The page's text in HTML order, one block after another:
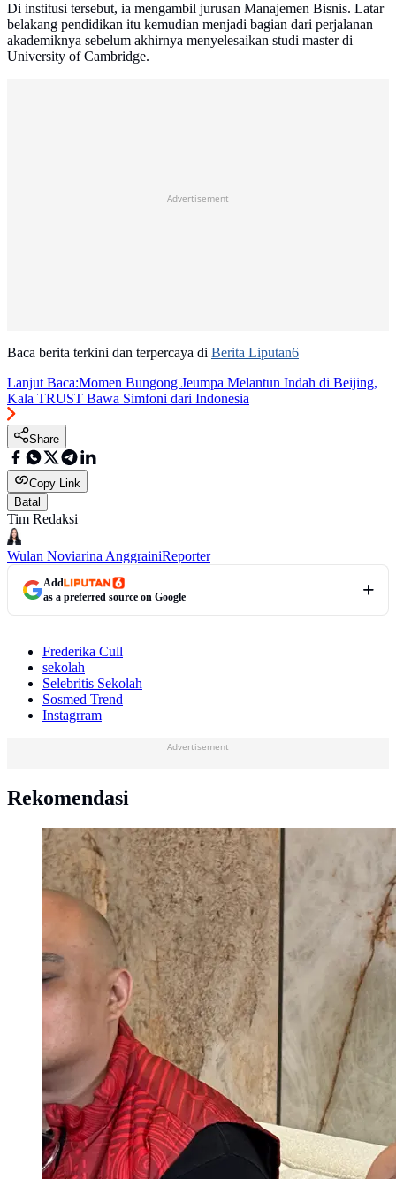
Di institusi tersebut, ia mengambil jurusan Manajemen Bisnis. Latar
belakang pendidikan itu kemudian menjadi bagian dari perjalanan
akademiknya sebelum akhirnya menyelesaikan studi master di
University of Cambridge.
Advertisement
Baca berita terkini dan terpercaya di Berita Liputan6
Lanjut Baca:Momen Bungong Jeumpa Melantun Indah di Beijing,
Kala TRUST Bawa Simfoni dari Indonesia
Share
Copy Link
Batal
Tim Redaksi
Wulan Noviarina AnggrainiReporter
Add
as a preferred source on Google
Frederika Cull
sekolah
Selebritis Sekolah
Sosmed Trend
Instagrram
Advertisement
Rekomendasi